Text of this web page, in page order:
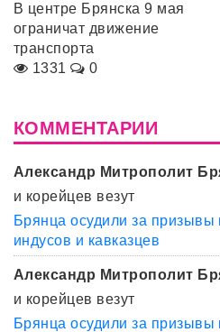
В центре Брянска 9 мая
ограничат движение
транспорта
1331
0
КОММЕНТАРИИ
Александр Митрополит
и корейцев везут
Брянца осудили за
индусов и кавказцев
Александр Митрополит
и корейцев везут
Брянца осудили за